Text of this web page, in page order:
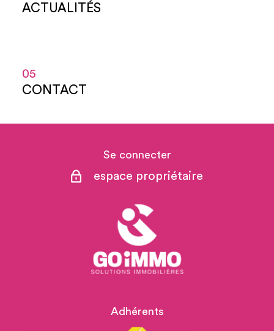
ACTUALITÉS
05
CONTACT
Se connecter
espace propriétaire
Adhérents